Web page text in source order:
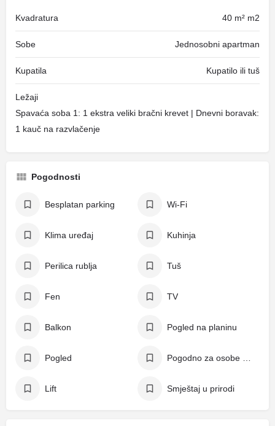
Kvadratura 40 m² m2
Sobe Jednosobni apartman
Kupatila Kupatilo ili tuš
Ležaji
Spavaća soba 1: 1 ekstra veliki bračni krevet | Dnevni boravak:
1 kauč na razvlačenje
Pogodnosti
Besplatan parking Wi-Fi
Klima uređaj Kuhinja
Perilica rublja Tuš
Fen TV
Balkon Pogled na planinu
Pogled
Lift Smještaj u prirodi